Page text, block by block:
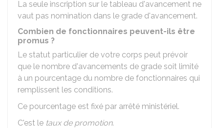
La seule inscription sur le tableau d'avancement ne
vaut pas nomination dans le grade d'avancement.
Combien de fonctionnaires peuvent-ils être
promus ?
Le statut particulier de votre corps peut prévoir
que le nombre d'avancements de grade soit limité
à un pourcentage du nombre de fonctionnaires qui
remplissent les conditions.
Ce pourcentage est fixé par arrêté ministériel.
C'est le taux de promotion.